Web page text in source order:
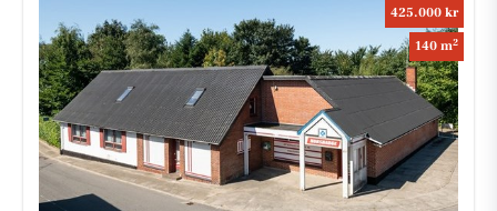
425.000 kr
140 m2